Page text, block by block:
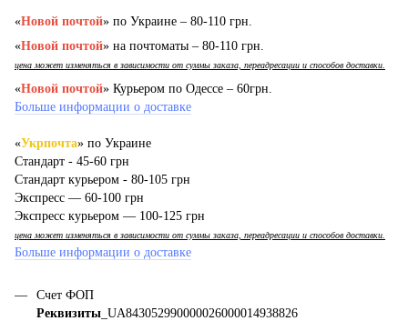
«Новой почтой» по Украине – 80-110 грн.
«Новой почтой» на почтоматы – 80-110 грн.
цена может изменяться в зависимости от суммы заказа, переадресации и способов доставки.
«Новой почтой» Курьером по Одессе – 60грн.
Больше информации о доставке
«Укрпочта» по Украине
Стандарт - 45-60 грн
Стандарт курьером - 80-105 грн
Экспресс — 60-100 грн
Экспресс курьером — 100-125 грн
цена может изменяться в зависимости от суммы заказа, переадресации и способов доставки.
Больше информации о доставке
Счет ФОП
Реквизиты _UA843052990000026000014938826